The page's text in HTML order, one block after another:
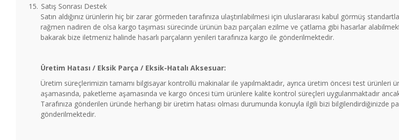
15. Satış Sonrası Destek
Satın aldığınız ürünlerin hiç bir zarar görmeden tarafınıza ulaştırılabilmesi için uluslararası kabul görmüş
rağmen nadiren de olsa kargo taşıması sürecinde ürünün bazı parçaları ezilme ve çatlama gibi hasarlar
bakarak bize iletmeniz halinde hasarlı parçaların yenileri tarafınıza kargo ile gönderilmektedir.
Üretim Hatası / Eksik Parça / Eksik-Hatalı Aksesuar:
Üretim süreçlerimizin tamamı bilgisayar kontrollü makinalar ile yapılmaktadır, ayrıca üretim öncesi test
aşamasında, paketleme aşamasında ve kargo öncesi tüm ürünlere kalite kontrol süreçleri uygulanmaktadır
Tarafınıza gönderilen üründe herhangi bir üretim hatası olması durumunda konuyla ilgili bizi
gönderilmektedir.